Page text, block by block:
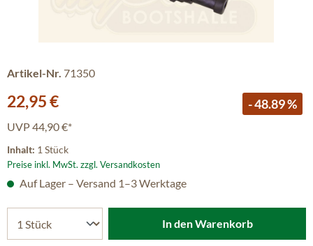
Artikel-Nr. 71350
Verkaufspreis:
22,95 € - 48.89 %
UVP44,90 €*
Inhalt: 1 Stück
Preise inkl. MwSt. zzgl. Versandkosten
Auf Lager – Versand 1–3 Werktage
In den Warenkorb